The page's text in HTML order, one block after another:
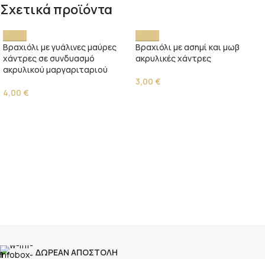
Σχετικά προϊόντα
Βραχιόλι με γυάλινες μαύρες
χάντρες σε συνδυασμό
ακρυλικού μαργαριταριού
4,00 €
Βραχιόλι με ασημί και μωβ
ακρυλικές χάντρες
3,00 €
ΔΩΡΕΑΝ ΑΠΟΣΤΟΛΗ